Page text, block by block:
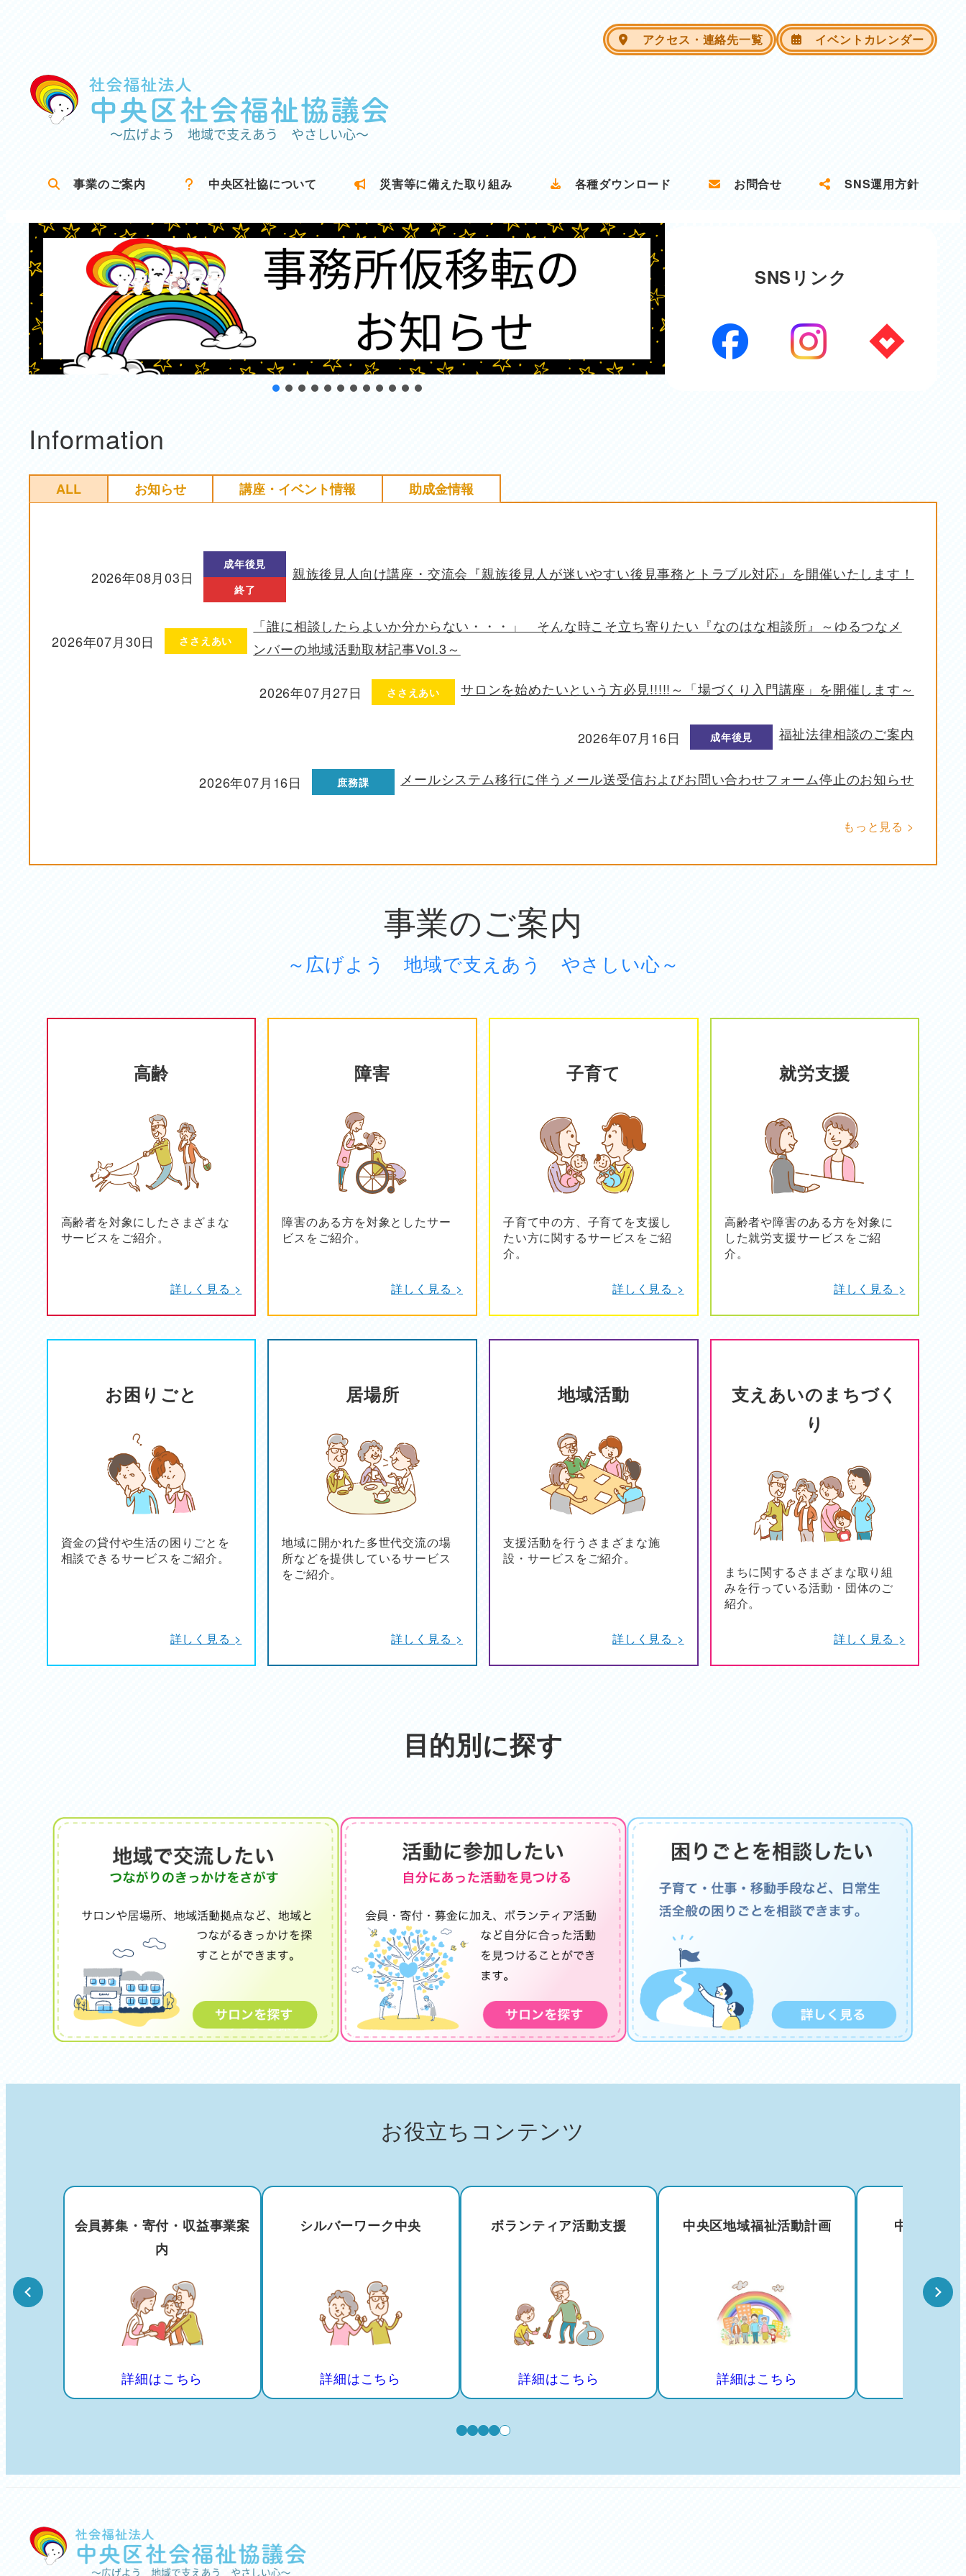
アクセス・連絡先一覧 イベントカレンダー
事業のご案内 中央区社協について 災害等に備えた取り組み 各種ダウンロード お問合せ SNS運用方針
SNSリンク
Information
ALL お知らせ 講座・イベント情報 助成金情報
親族後見人向け講座・交流会『親族後見人が迷いやすい後見事務とトラブル対応』を開催いたします！
投稿日
2026年08月03日
成年後見
終了
「誰に相談したらよいか分からない・・・」 そんな時こそ立ち寄りたい『なのはな相談所』～ゆるつなメ
ンバーの地域活動取材記事Vol.3～
投稿日
2026年07月30日 ささえあい
サロンを始めたいという方必見!!!!!～「場づくり入門講座」を開催します～
投稿日
2026年07月27日 ささえあい
福祉法律相談のご案内
投稿日
2026年07月16日 成年後見
メールシステム移行に伴うメール送受信およびお問い合わせフォーム停止のお知らせ
投稿日
2026年07月16日 庶務課
もっと見る >
事業のご案内
～広げよう 地域で支えあう やさしい心～
高齢
高齢者を対象にしたさまざまな
サービスをご紹介。
詳しく見る >
障害
障害のある方を対象としたサー
ビスをご紹介。
詳しく見る >
子育て
子育て中の方、子育てを支援し
たい方に関するサービスをご紹
介。
詳しく見る >
就労支援
高齢者や障害のある方を対象に
した就労支援サービスをご紹
介。
詳しく見る >
お困りごと
資金の貸付や生活の困りごとを
相談できるサービスをご紹介。
詳しく見る >
居場所
地域に開かれた多世代交流の場
所などを提供しているサービス
をご紹介。
詳しく見る >
地域活動
支援活動を行うさまざまな施
設・サービスをご紹介。
詳しく見る >
支えあいのまちづく
り
まちに関するさまざまな取り組
みを行っている活動・団体のご
紹介。
詳しく見る >
目的別に探す
お役立ちコンテンツ
会員募集・寄付・収益事業案
内
詳細はこちら
シルバーワーク中央
詳細はこちら
ボランティア活動支援
詳細はこちら
中央区地域福祉活動計画
詳細はこちら
中央区サ